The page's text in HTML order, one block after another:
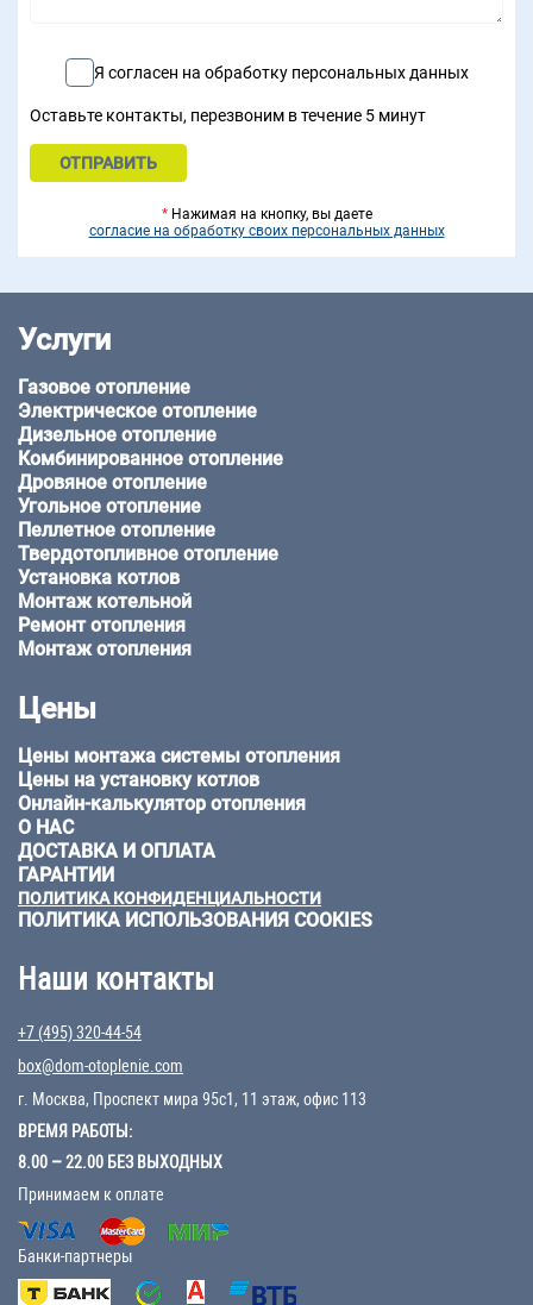
Я согласен на обработку персональных данных
Оставьте контакты, перезвоним в течение 5 минут
*Нажимая на кнопку, вы даете
согласие на обработку своих персональных данных
Услуги
Газовое отопление
Электрическое отопление
Дизельное отопление
Комбинированное отопление
Дровяное отопление
Угольное отопление
Пеллетное отопление
Твердотопливное отопление
Установка котлов
Монтаж котельной
Ремонт отопления
Монтаж отопления
Цены
Цены монтажа системы отопления
Цены на установку котлов
Онлайн-калькулятор отопления
О НАС
ДОСТАВКА И ОПЛАТА
ГАРАНТИИ
ПОЛИТИКА КОНФИДЕНЦИАЛЬНОСТИ
ПОЛИТИКА ИСПОЛЬЗОВАНИЯ COOKIES
Наши контакты
+7 (495) 320-44-54
box@dom-otoplenie.com
г. Москва, Проспект мира 95с1, 11 этаж, офис 113
ВРЕМЯ РАБОТЫ:
8.00 – 22.00 БЕЗ ВЫХОДНЫХ
Принимаем к оплате
Банки-партнеры